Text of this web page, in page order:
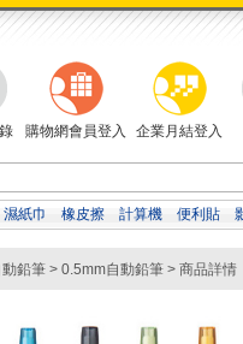
購物網會員登入 企業月結登入
濕紙巾 橡皮擦 計算機 便利貼
動鉛筆 > 0.5mm自動鉛筆 > 商品詳情